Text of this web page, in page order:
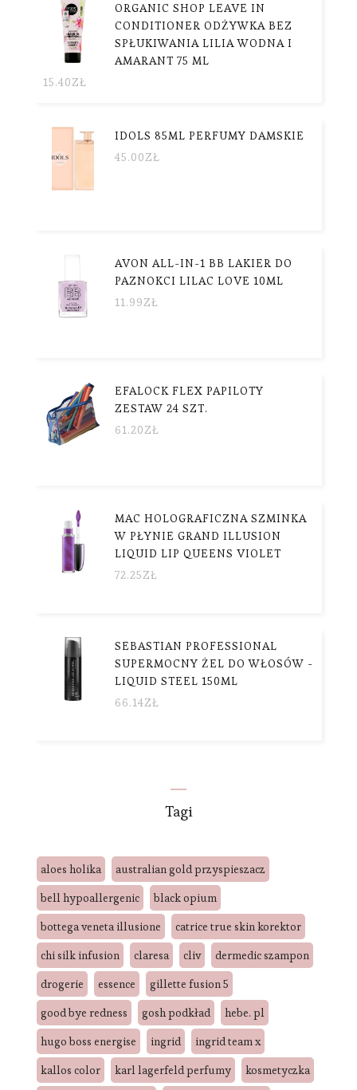
ORGANIC SHOP LEAVE IN
CONDITIONER ODŻYWKA BEZ
SPŁUKIWANIA LILIA WODNA I
AMARANT 75 ML
15.40ZŁ
IDOLS 85ML PERFUMY DAMSKIE
45.00ZŁ
AVON ALL-IN-1 BB LAKIER DO
PAZNOKCI LILAC LOVE 10ML
11.99ZŁ
EFALOCK FLEX PAPILOTY
ZESTAW 24 SZT.
61.20ZŁ
MAC HOLOGRAFICZNA SZMINKA
W PŁYNIE GRAND ILLUSION
LIQUID LIP QUEENS VIOLET
72.25ZŁ
SEBASTIAN PROFESSIONAL
SUPERMOCNY ŻEL DO WŁOSÓW -
LIQUID STEEL 150ML
66.14ZŁ
Tagi
aloes holika
australian gold przyspieszacz
bell hypoallergenic
black opium
bottega veneta illusione
catrice true skin korektor
chi silk infusion
claresa cliv
dermedic szampon
drogerie
essence
gillette fusion 5
good bye redness
gosh podkład
hebe. pl
hugo boss energise
ingrid
ingrid team x
kallos color
karl lagerfeld perfumy
kosmetyczka